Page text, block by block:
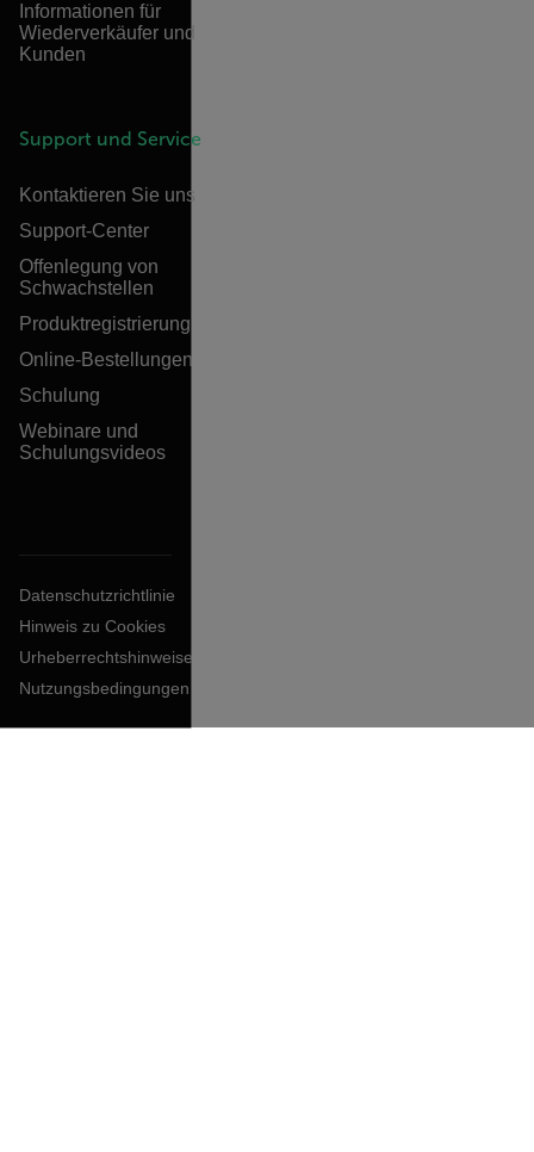
Informationen für
Wiederverkäufer und
Kunden
Support und Service
Kontaktieren Sie uns
Support-Center
Offenlegung von
Schwachstellen
Produktregistrierung
Online-Bestellungen
Schulung
Webinare und
Schulungsvideos
Datenschutzrichtlinie
Hinweis zu Cookies
Urheberrechtshinweise
Nutzungsbedingungen